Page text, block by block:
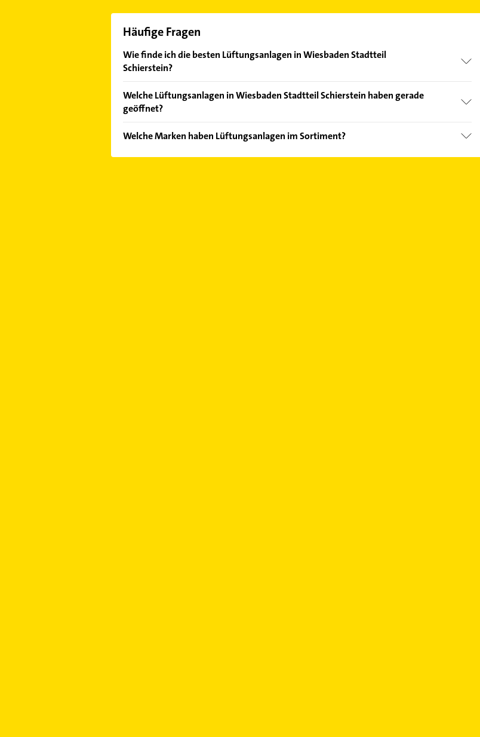
Häufige Fragen
Wie finde ich die besten Lüftungsanlagen in Wiesbaden Stadtteil
Schierstein?
von den Empfehlungen. Die Suchergebnisse können Sie sich einfach nach
Bewertungen
Welche Lüftungsanlagen in Wiesbaden Stadtteil Schierstein haben gerade
geöffnet?
Sonn- und Feiertagen abweichen können.
Welche Marken haben Lüftungsanlagen im Sortiment?
Die Lüftungsanlagen verkaufen Marken wie Vaillant.